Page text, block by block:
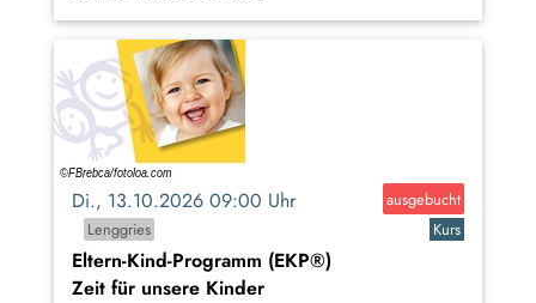
Di., 13.10.2026 09:00 Uhr
ausgebucht
Lenggries
Kurs
Eltern-Kind-Programm (EKP®)
Zeit für unsere Kinder